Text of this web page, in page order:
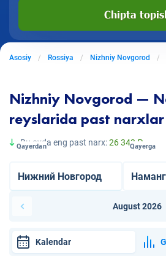
Chipta
Asosiy Rossiya Nizhniy Novgorod
Nizhniy Novgorod —
reyslarida past
Bu oyda eng past narx:26 343 ₽
Qayerdan Qayerga
August 2026
Kalendar